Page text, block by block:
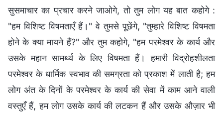
सुसमाचार का प्रचार करने जाओगे, तो तुम लोग यह बात कहोगे :
"हम विशिष्ट विषमताएँ हैं।" वे तुमसे पूछेंगे, "तुम्हारे विशिष्ट विषमता
होने के क्या मायने हैं?" और तुम कहोगे, "हम परमेश्वर के कार्य और
उसके महान सामर्थ्य के लिए विषमता हैं। हमारी विद्रोहशीलता
परमेश्वर के धार्मिक स्वभाव की समग्रता को प्रकाश में लाती है; हम
लोग अंत के दिनों के परमेश्वर के कार्य की सेवा में काम आने वाली
वस्तुएँ हैं, हम लोग उसके कार्य की लटकन हैं और उसके औज़ार भी